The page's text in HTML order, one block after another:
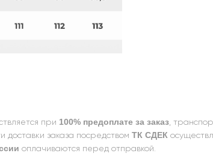
при 100% предоплате за заказ,
доставки заказа посредством ТК СДЕК
оплачиваются перед отправкой.